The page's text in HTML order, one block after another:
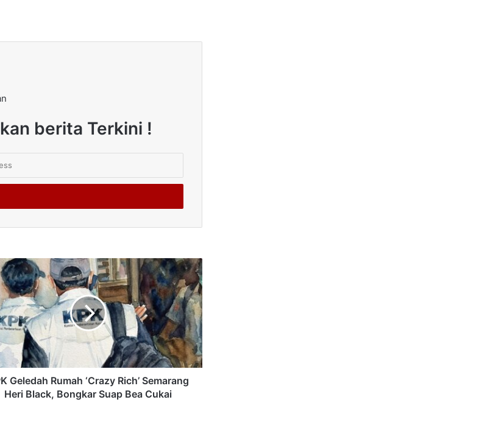
berita Terkini !
Geledah Rumah ‘Crazy Rich’ Semarang
Heri Black, Bongkar Suap Bea Cukai